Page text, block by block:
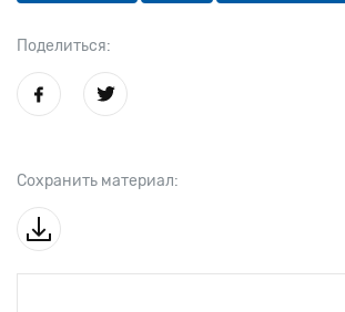
Поделиться:
Сохранить материал: